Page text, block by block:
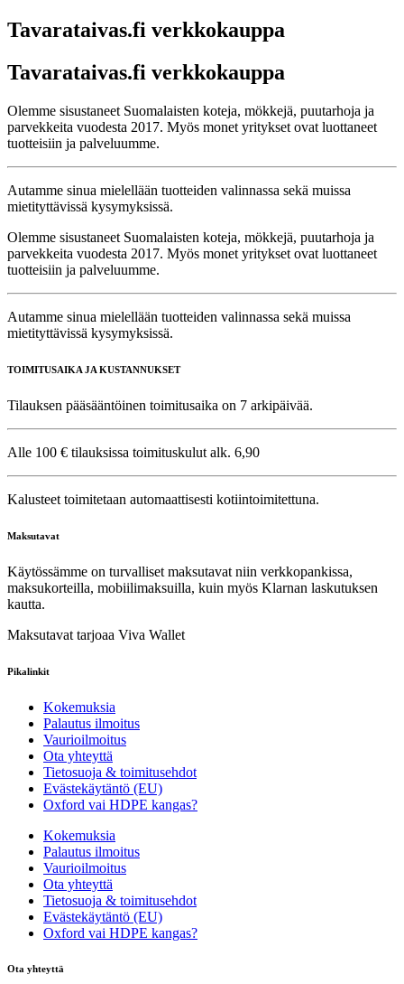
Tavarataivas.fi verkkokauppa
Tavarataivas.fi verkkokauppa
Olemme sisustaneet Suomalaisten koteja, mökkejä, puutarhoja ja
parvekkeita vuodesta 2017. Myös monet yritykset ovat luottaneet
tuotteisiin ja palveluumme.
Autamme sinua mielellään tuotteiden valinnassa sekä muissa
mietityttävissä kysymyksissä.
Olemme sisustaneet Suomalaisten koteja, mökkejä, puutarhoja ja
parvekkeita vuodesta 2017. Myös monet yritykset ovat luottaneet
tuotteisiin ja palveluumme.
Autamme sinua mielellään tuotteiden valinnassa sekä muissa
mietityttävissä kysymyksissä.
TOIMITUSAIKA JA KUSTANNUKSET
Tilauksen pääsääntöinen toimitusaika on 7 arkipäivää.
Alle 100 € tilauksissa toimituskulut alk. 6,90
Kalusteet toimitetaan automaattisesti kotiintoimitettuna.
Maksutavat
Käytössämme on turvalliset maksutavat niin verkkopankissa,
maksukorteilla, mobiilimaksuilla, kuin myös Klarnan laskutuksen
kautta.
Maksutavat tarjoaa Viva Wallet
Pikalinkit
Kokemuksia
Palautus ilmoitus
Vaurioilmoitus
Ota yhteyttä
Tietosuoja & toimitusehdot
Evästekäytäntö (EU)
Oxford vai HDPE kangas?
Kokemuksia
Palautus ilmoitus
Vaurioilmoitus
Ota yhteyttä
Tietosuoja & toimitusehdot
Evästekäytäntö (EU)
Oxford vai HDPE kangas?
Ota yhteyttä